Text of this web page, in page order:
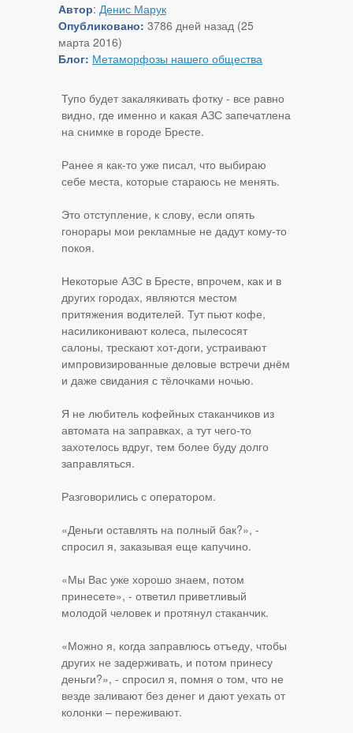
Автор: Денис Марук
Опубликовано: 3786 дней назад (25
марта 2016)
Блог: Метаморфозы нашего общества
Тупо будет закалякивать фотку - все равно
видно, где именно и какая АЗС запечатлена
на снимке в городе Бресте.
Ранее я как-то уже писал, что выбираю
себе места, которые стараюсь не менять.
Это отступление, к слову, если опять
гонорары мои рекламные не дадут кому-то
покоя.
Некоторые АЗС в Бресте, впрочем, как и в
других городах, являются местом
притяжения водителей. Тут пьют кофе,
насиликонивают колеса, пылесосят
салоны, трескают хот-доги, устраивают
импровизированные деловые встречи днём
и даже свидания с тёлочками ночью.
Я не любитель кофейных стаканчиков из
автомата на заправках, а тут чего-то
захотелось вдруг, тем более буду долго
заправляться.
Разговорились с оператором.
«Деньги оставлять на полный бак?», -
спросил я, заказывая еще капучино.
«Мы Вас уже хорошо знаем, потом
принесете», - ответил приветливый
молодой человек и протянул стаканчик.
«Можно я, когда заправлюсь отъеду, чтобы
других не задерживать, и потом принесу
деньги?», - спросил я, помня о том, что не
везде заливают без денег и дают уехать от
колонки – переживают.